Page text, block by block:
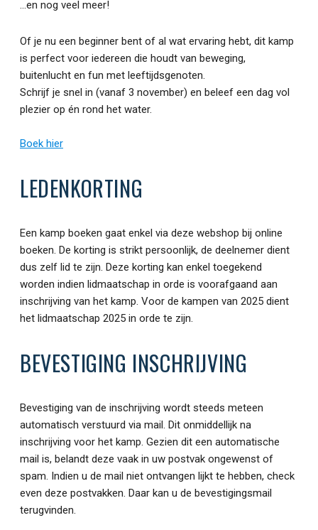
…en nog veel meer!
Of je nu een beginner bent of al wat ervaring hebt, dit kamp
is perfect voor iedereen die houdt van beweging,
buitenlucht en fun met leeftijdsgenoten.
Schrijf je snel in (vanaf 3 november) en beleef een dag vol
plezier op én rond het water.
Boek hier
LEDENKORTING
Een kamp boeken gaat enkel via deze webshop bij online
boeken. De korting is strikt persoonlijk, de deelnemer dient
dus zelf lid te zijn. Deze korting kan enkel toegekend
worden indien lidmaatschap in orde is voorafgaand aan
inschrijving van het kamp. Voor de kampen van 2025 dient
het lidmaatschap 2025 in orde te zijn.
BEVESTIGING INSCHRIJVING
Bevestiging van de inschrijving wordt steeds meteen
automatisch verstuurd via mail. Dit onmiddellijk na
inschrijving voor het kamp. Gezien dit een automatische
mail is, belandt deze vaak in uw postvak ongewenst of
spam. Indien u de mail niet ontvangen lijkt te hebben, check
even deze postvakken. Daar kan u de bevestigingsmail
terugvinden.